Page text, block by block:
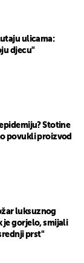
ulicama:
djecu"
Stotine
povukli proizvod
luksuznog
je gorjelo, smijali
prst"